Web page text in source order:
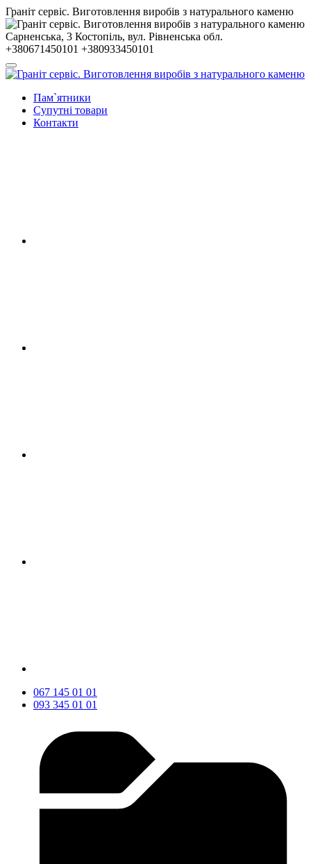
Гранiт сервiс. Виготовлення виробів з натурального каменю
Сарненська, 3 Костопiль, вул. Рiвненська обл.
+380671450101 +380933450101
Пам`ятники
Супутні товари
Контакти
067 145 01 01
093 345 01 01